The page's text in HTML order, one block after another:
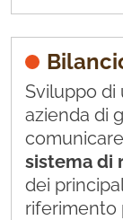
Sviluppo di
azienda di
sistema di
dei
riferimento